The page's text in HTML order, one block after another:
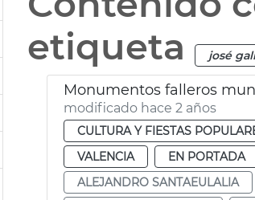
etiqueta
josé
Monumentos falleros
modificado hace 2 años
CULTURA Y FIESTAS
VALENCIA
EN PORTADA
ALEJANDRO SANTAEULALIA